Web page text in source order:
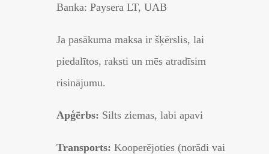
Banka: Paysera LT, UAB
Ja pasākuma maksa ir šķērslis, lai
piedalītos, raksti un mēs atradīsim
risinājumu.
Apģērbs: Silts ziemas, labi apavi
Transports: Kooperējoties (norādi vai